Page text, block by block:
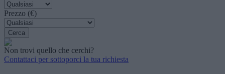
Prezzo (€)
Non trovi quello che cerchi?
Contattaci per sottoporci la tua richiesta